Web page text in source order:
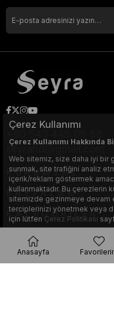
seyraltd@gmail.com
KURUMSAL
SAYFALAR
KATEGORİLER
Bu web sitesi,
Çerez Kullanımı
Çerez Kullanımı Hakkında
Web sitemiz, size daha iyi bir
sunmak, site trafiğini analiz
içerik/reklam göstermek
kullanmaktadır. Bu çerezlerin
sitemizde gezinmeye devam
terciplerinizi yönetmek veya
için lütfen Çerez Politikası
Anasayfa